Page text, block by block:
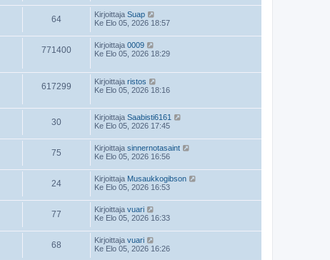
64 Kirjoittaja Suap
Ke Elo 05, 2026 18:57
771400 Kirjoittaja 0009
Ke Elo 05, 2026 18:29
617299 Kirjoittaja ristos
Ke Elo 05, 2026 18:16
30 Kirjoittaja Saabisti6161
Ke Elo 05, 2026 17:45
75 Kirjoittaja sinnernotasaint
Ke Elo 05, 2026 16:56
24 Kirjoittaja Musaukkogibson
Ke Elo 05, 2026 16:53
77 Kirjoittaja vuari
Ke Elo 05, 2026 16:33
68 Kirjoittaja vuari
Ke Elo 05, 2026 16:26